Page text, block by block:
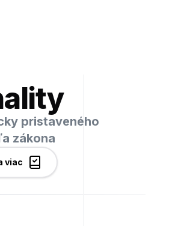
pristaveného
zákona
viac